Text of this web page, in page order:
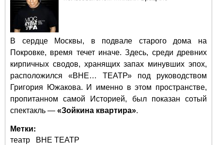
В сердце Москвы, в подвале старого дома на
Покровке, время течет иначе. Здесь, среди древних
кирпичных сводов, хранящих запах минувших эпох,
расположился «ВНЕ… ТЕАТР» под руководством
Григория Южакова. И именно в этом пространстве,
пропитанном самой Историей, был показан сотый
спектакль — «Зойкина квартира».
Метки:
театр
ВНЕ ТЕАТР